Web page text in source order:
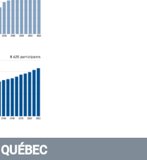
QUÉBEC